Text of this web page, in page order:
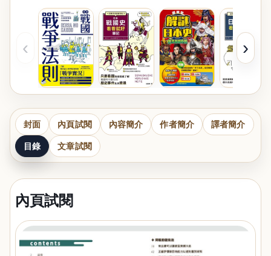
‹ ›
封面 內頁試閱 內容簡介 作者簡介 譯者簡介
目錄 文章試閱
內頁試閱